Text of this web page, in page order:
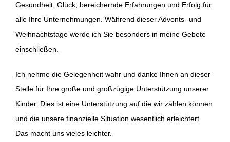
Gesundheit, Glück, bereichernde Erfahrungen und Erfolg für
alle Ihre Unternehmungen. Während dieser Advents- und
Weihnachtstage werde ich Sie besonders in meine Gebete
einschließen.
Ich nehme die Gelegenheit wahr und danke Ihnen an dieser
Stelle für Ihre große und großzügige Unterstützung unserer
Kinder. Dies ist eine Unterstützung auf die wir zählen können
und die unsere finanzielle Situation wesentlich erleichtert.
Das macht uns vieles leichter.